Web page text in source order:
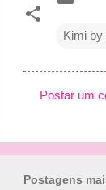
Kimi by
m
e
Postar um
Postagens